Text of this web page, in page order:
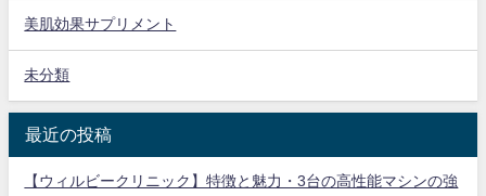
美肌効果サプリメント
未分類
最近の投稿
【ウィルビークリニック】特徴と魅力・3台の高性能マシンの強